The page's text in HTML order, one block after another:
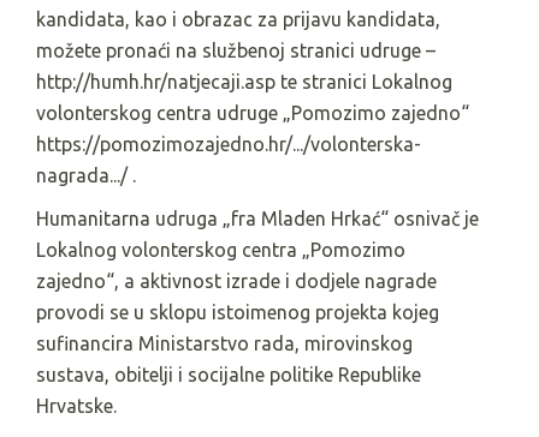
kandidata, kao i obrazac za prijavu kandidata,
možete pronaći na službenoj stranici udruge –
http://humh.hr/natjecaji.asp te stranici Lokalnog
volonterskog centra udruge „Pomozimo zajedno“
https://pomozimozajedno.hr/.../volonterska-
nagrada.../ .
Humanitarna udruga „fra Mladen Hrkać“ osnivač je
Lokalnog volonterskog centra „Pomozimo
zajedno“, a aktivnost izrade i dodjele nagrade
provodi se u sklopu istoimenog projekta kojeg
sufinancira Ministarstvo rada, mirovinskog
sustava, obitelji i socijalne politike Republike
Hrvatske.